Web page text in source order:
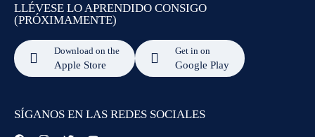
LLÉVESE LO APRENDIDO CONSIGO
(PRÓXIMAMENTE)
Download on the
Apple Store
Get in on
Google Play
SÍGANOS EN LAS REDES SOCIALES